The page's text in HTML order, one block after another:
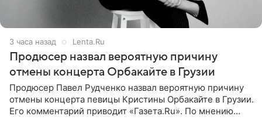
3 часа назад Lenta.Ru
Продюсер назвал вероятную причину
отмены концерта Орбакайте в Грузии
Продюсер Павел Рудченко назвал вероятную причину
отмены концерта певицы Кристины Орбакайте в Грузии.
Его комментарий приводит «Газета.Ru». По мнению